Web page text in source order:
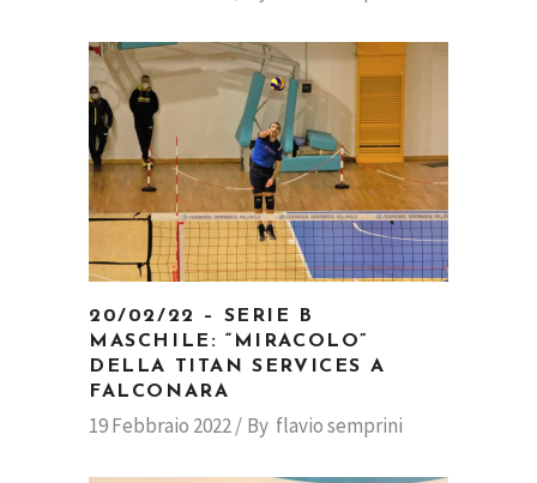
20/02/22 – SERIE B
MASCHILE: “MIRACOLO”
DELLA TITAN SERVICES A
FALCONARA
19 Febbraio 2022 By flavio semprini